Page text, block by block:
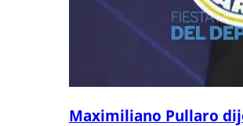
Maximiliano Pullaro